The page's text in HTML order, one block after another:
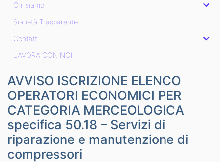
Chi siamo
Società Trasparente
Contatti
LAVORA CON NOI
AVVISO ISCRIZIONE ELENCO
OPERATORI ECONOMICI PER
CATEGORIA MERCEOLOGICA
specifica 50.18 – Servizi di
riparazione e manutenzione di
compressori